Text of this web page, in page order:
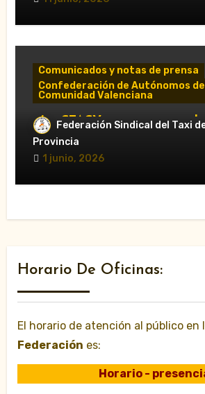
Comunicados y notas de prensa
Confederación de Autónomos
Comunidad Valenciana
«La CTACV carga contra el
Decreto Ley y acusa al
Federación Sindical del Taxi
Provincia
1 junio, 2026
Horario De Oficinas:
El horario de atención al público en
Federación es:
Horario -